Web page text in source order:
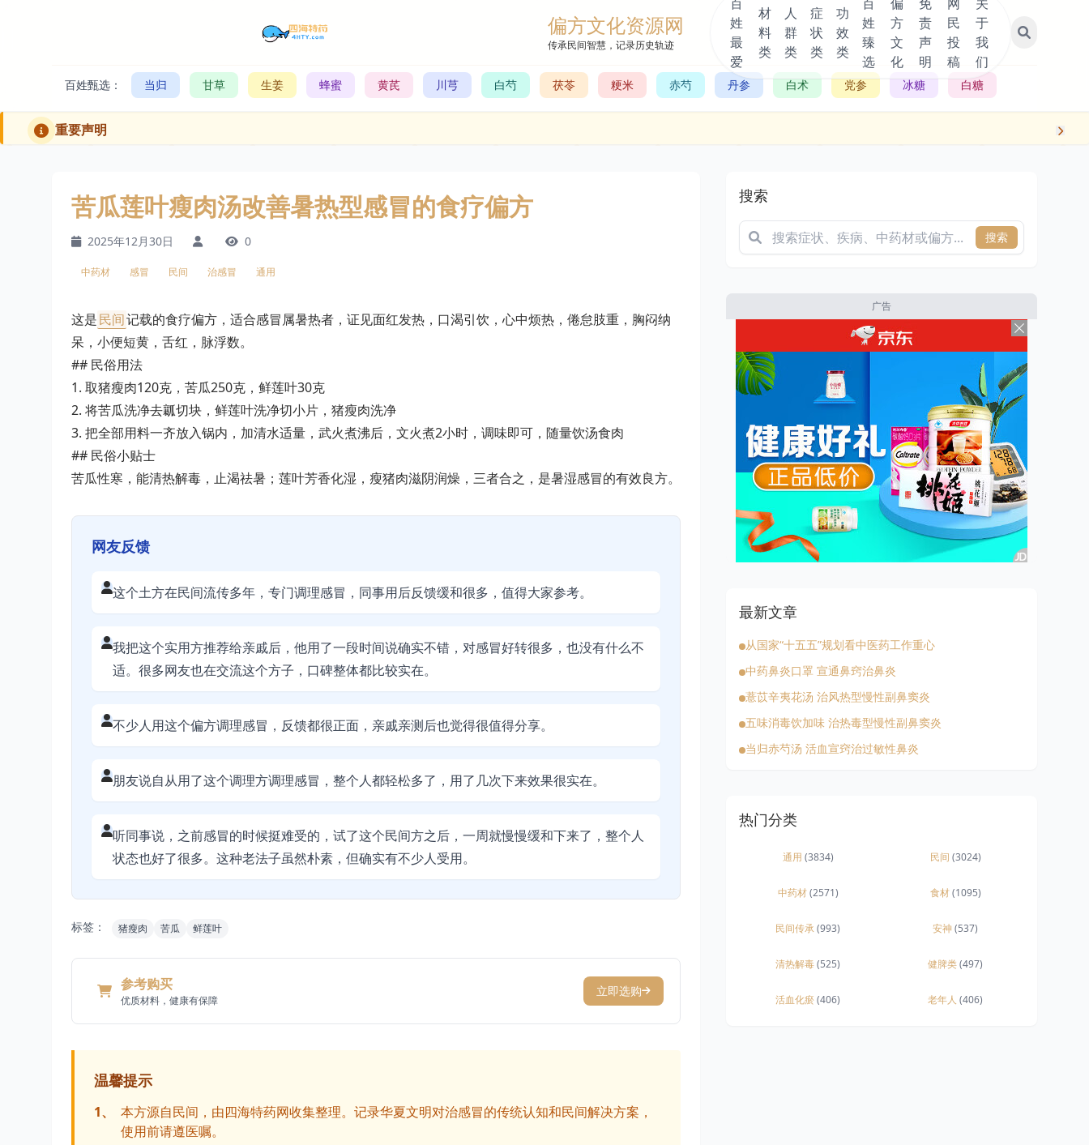
偏方文化资源网
传承民间智慧，记录历史轨迹
姓
最
爱
材
料
类
人
群
类
症
状
类
功
效
类
姓
臻
选
方
文
化
责
声
明
民
投
稿
于
我
们
百姓甄选： 当归 甘草 生姜 蜂蜜 黄芪 川芎 白芍 茯苓 粳米 赤芍 丹参 白术 党参 冰糖 白糖
重要声明
苦瓜莲叶瘦肉汤改善暑热型感冒的食疗偏方
2025年12月30日 0
中药材 感冒 民间 治感冒 通用
这是民间记载的食疗偏方，适合感冒属暑热者，证见面红发热，口渴引饮，心中烦热，倦怠肢重，胸闷纳
呆，小便短黄，舌红，脉浮数。
## 民俗用法
1. 取猪瘦肉120克，苦瓜250克，鲜莲叶30克
2. 将苦瓜洗净去瓤切块，鲜莲叶洗净切小片，猪瘦肉洗净
3. 把全部用料一齐放入锅内，加清水适量，武火煮沸后，文火煮2小时，调味即可，随量饮汤食肉
## 民俗小贴士
苦瓜性寒，能清热解毒，止渴祛暑；莲叶芳香化湿，瘦猪肉滋阴润燥，三者合之，是暑湿感冒的有效良方。
网友反馈
这个土方在民间流传多年，专门调理感冒，同事用后反馈缓和很多，值得大家参考。
我把这个实用方推荐给亲戚后，他用了一段时间说确实不错，对感冒好转很多，也没有什么不
适。很多网友也在交流这个方子，口碑整体都比较实在。
不少人用这个偏方调理感冒，反馈都很正面，亲戚亲测后也觉得很值得分享。
朋友说自从用了这个调理方调理感冒，整个人都轻松多了，用了几次下来效果很实在。
听同事说，之前感冒的时候挺难受的，试了这个民间方之后，一周就慢慢缓和下来了，整个人
状态也好了很多。这种老法子虽然朴素，但确实有不少人受用。
标签： 猪瘦肉 苦瓜 鲜莲叶
参考购买
优质材料，健康有保障
立即选购
温馨提示
1、
本方源自民间，由四海特药网收集整理。记录华夏文明对治感冒的传统认知和民间解决方案，
使用前请遵医嘱。
搜索
搜索
广告
最新文章
从国家“十五五”规划看中医药工作重心
中药鼻炎口罩 宣通鼻窍治鼻炎
薏苡辛夷花汤 治风热型慢性副鼻窦炎
五味消毒饮加味 治热毒型慢性副鼻窦炎
当归赤芍汤 活血宣窍治过敏性鼻炎
热门分类
通用 (3834) 民间 (3024)
中药材(2571) 食材(1095)
民间传承(993) 安神(537)
清热解毒(525) 健脾类(497)
活血化瘀(406) 老年人 (406)